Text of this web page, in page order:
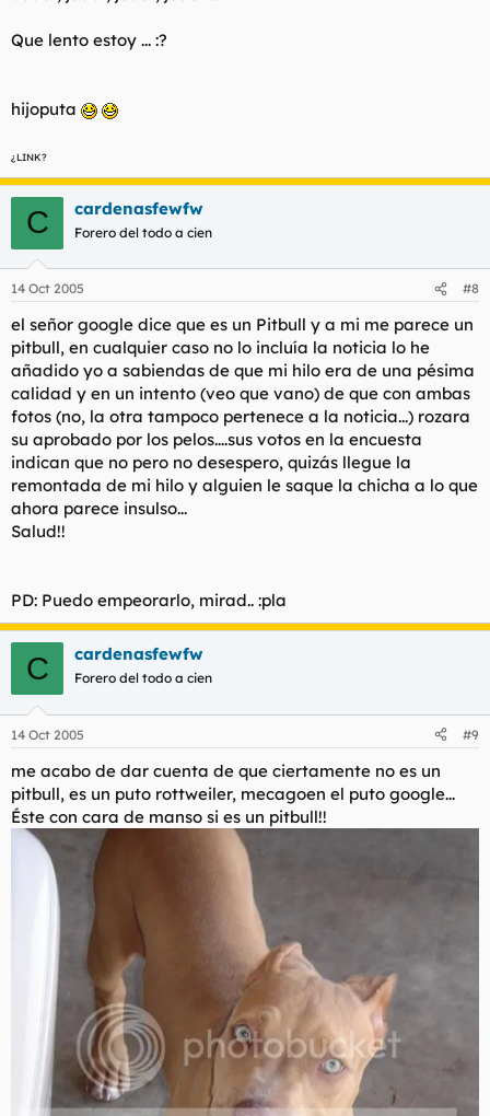
Que lento estoy ... :?
hijoputa
¿LINK?
C cardenasfewfw
Forero del todo a cien
14 Oct 2005 #8
el señor google dice que es un Pitbull y a mi me parece un
pitbull, en cualquier caso no lo incluía la noticia lo he
añadido yo a sabiendas de que mi hilo era de una pésima
calidad y en un intento (veo que vano) de que con ambas
fotos (no, la otra tampoco pertenece a la noticia...) rozara
su aprobado por los pelos....sus votos en la encuesta
indican que no pero no desespero, quizás llegue la
remontada de mi hilo y alguien le saque la chicha a lo que
ahora parece insulso...
Salud!!
PD: Puedo empeorarlo, mirad.. :pla
C cardenasfewfw
Forero del todo a cien
14 Oct 2005 #9
me acabo de dar cuenta de que ciertamente no es un
pitbull, es un puto rottweiler, mecagoen el puto google...
Éste con cara de manso si es un pitbull!!